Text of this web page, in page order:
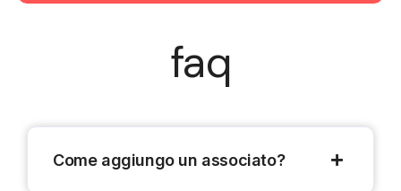
faq
Come aggiungo un associato?